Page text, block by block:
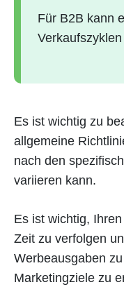
Für B2B kann
Es ist wichtig zu
allgemeine
nach den
variieren kann.
Es ist wichtig,
Zeit zu verfolgen
Werbeausgaben
Marketingziele zu